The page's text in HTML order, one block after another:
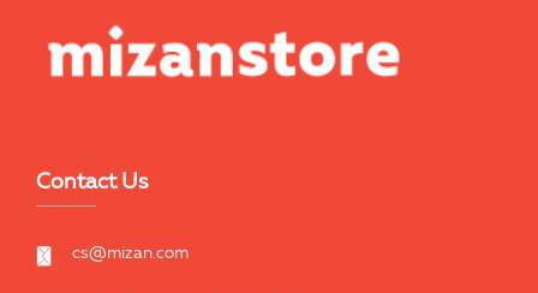
Contact Us
cs@mizan.com